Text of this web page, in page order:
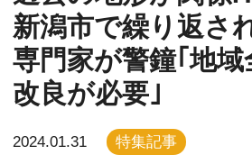
新潟市で繰り返さ
専門家が警鐘｢地
改良が必要｣
2024.01.31 特集記事